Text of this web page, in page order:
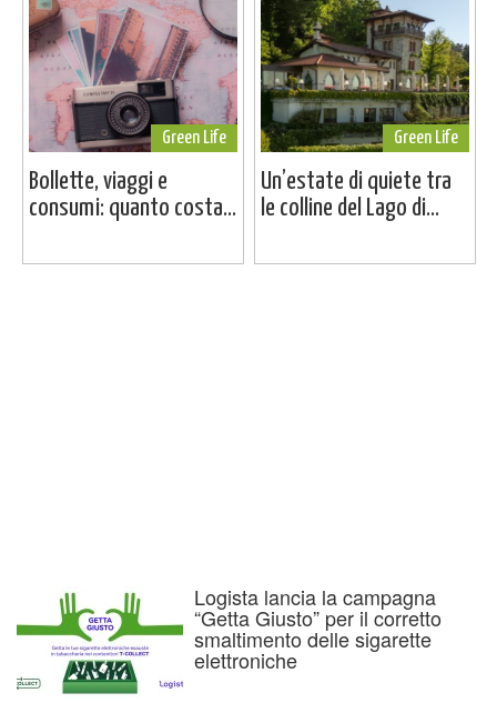
Green Life
Bollette, viaggi e
consumi: quanto costa...
Green Life
Un’estate di quiete tra
le colline del Lago di...
Logista lancia la campagna
“Getta Giusto” per il corretto
smaltimento delle sigarette
elettroniche